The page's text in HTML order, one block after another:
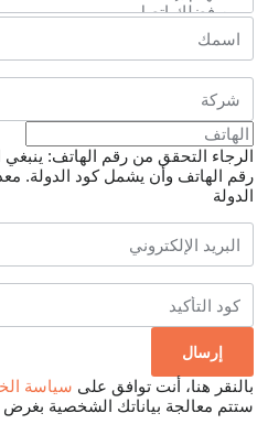
الرجاء التحقق من رقم الهاتف: ينبغي
رقم الهاتف وأن يشمل كود الدولة.
الدولة
بالنقر هنا، أنت توافق على سياسة
ستتم معالجة بياناتك الشخصية